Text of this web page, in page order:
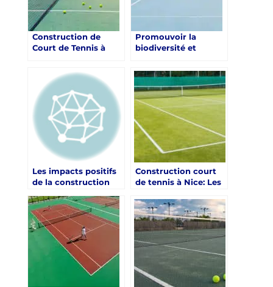
Construction de
Court de Tennis à
Santé Physique et
Mentale
Promouvoir la
biodiversité et
les toits verts et
jardins suspendus à
Toulon
Les impacts positifs
de la construction
à Marseille dans un
collège privé
Construction court
de tennis à Nice: Les
pour la Conception
de Clôtures de
Sécurité Efficaces
autour des Courts de
Tennis pour les
Écoles de Sport à
Nice, dans les Alpes-
Maritimes